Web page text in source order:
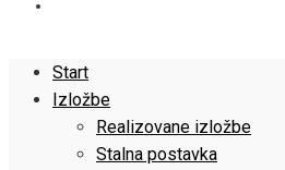
Start
Izložbe
Realizovane izložbe
Stalna postavka